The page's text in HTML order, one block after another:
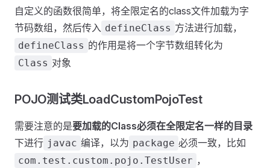
自定义的函数很简单，将全限定名的class文件加载为字
节码数组，然后传入 defineClass 方法进行加载，
defineClass 的作用是将一个字节数组转化为
Class 对象
POJO测试类LoadCustomPojoTest
需要注意的是要加载的Class必须在全限定名一样的目录
下进行 javac 编译，以为 package 必须一致，比如
com.test.custom.pojo.TestUser ，